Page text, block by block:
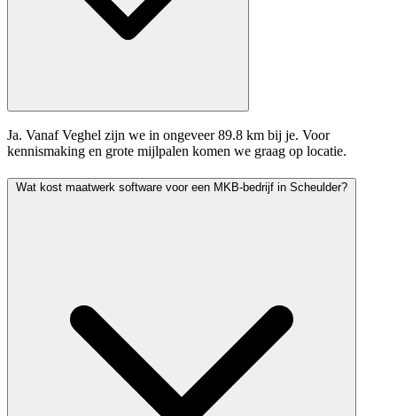
Ja. Vanaf Veghel zijn we in ongeveer 89.8 km bij je. Voor
kennismaking en grote mijlpalen komen we graag op locatie.
Wat kost maatwerk software voor een MKB-bedrijf in Scheulder?